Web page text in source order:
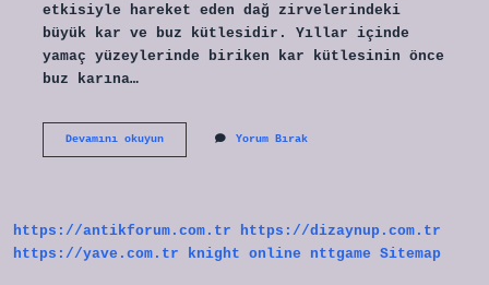
etkisiyle hareket eden dağ zirvelerindeki
büyük kar ve buz kütlesidir. Yıllar içinde
yamaç yüzeylerinde biriken kar kütlesinin önce
buz karına…
Devamını okuyunEsker
Yorum Bırak
https://antikforum.com.tr
https://dizaynup.com.tr
https://yave.com.tr
knight online nttgame Sitemap